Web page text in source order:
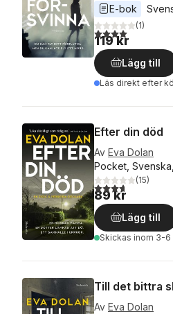
E-bok
4,0utav 5(1)
119 kr
Lägg till
Läs direkt efter
Efter din död
Av Eva Dolan
Pocket,
3,7utav 5(15)
89 kr
Lägg till
Skickas inom 3-6
Till det bittra
Av Eva Dolan